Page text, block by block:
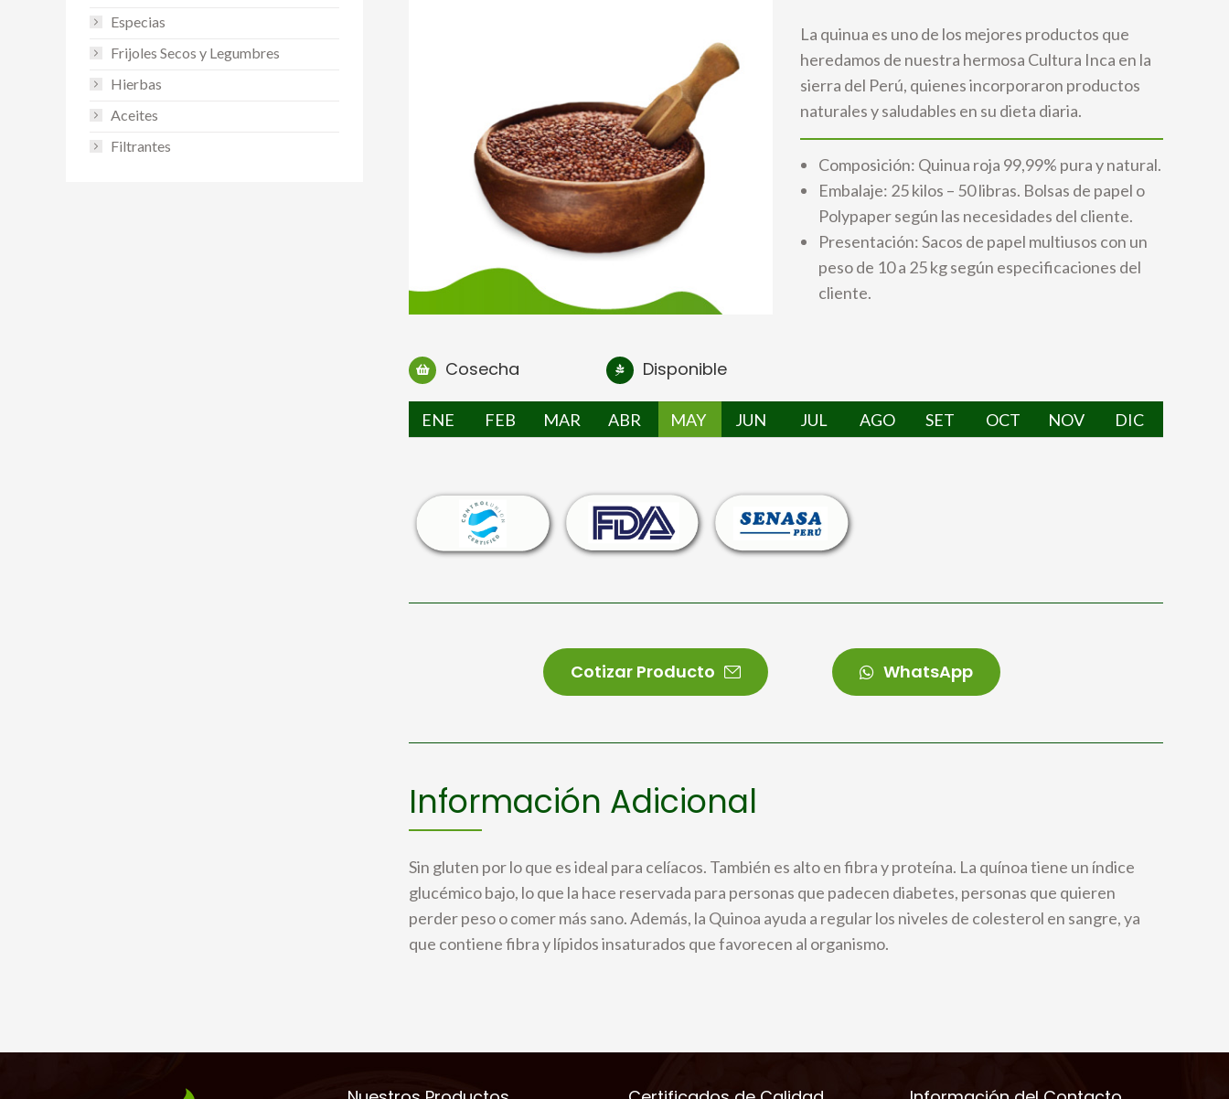
La quinua es uno de los mejores productos que
heredamos de nuestra hermosa Cultura Inca en la
sierra del Perú, quienes incorporaron productos
naturales y saludables en su dieta diaria.
Composición: Quinua roja 99,99% pura y natural.
Embalaje: 25 kilos – 50 libras. Bolsas de papel o
Polypaper según las necesidades del cliente.
Presentación: Sacos de papel multiusos con un
peso de 10 a 25 kg según especificaciones del
cliente.
Cosecha Disponible
ENE FEB MAR ABR MAY JUN JUL AGO SET OCT NOV DIC
Cotizar Producto WhatsApp
Información Adicional
Sin gluten por lo que es ideal para celíacos. También es alto en fibra y proteína. La quínoa tiene un índice
glucémico bajo, lo que la hace reservada para personas que padecen diabetes, personas que quieren
perder peso o comer más sano. Además, la Quinoa ayuda a regular los niveles de colesterol en sangre, ya
que contiene fibra y lípidos insaturados que favorecen al organismo.
Especias
Frijoles Secos y Legumbres
Hierbas
Aceites
Filtrantes